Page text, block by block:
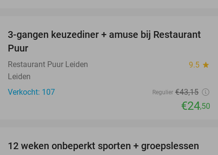
43%
3-gangen keuzediner + amuse bij Restaurant
Puur
Restaurant Puur Leiden 9.5 star
Leiden
Verkocht: 107
Regulier €43,15
€24,50
60%
12 weken onbeperkt sporten + groepslessen